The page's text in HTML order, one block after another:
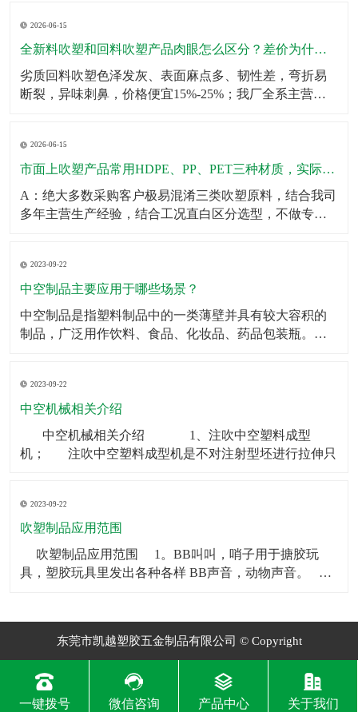
包、不变形；生产采用伺服匀速挤出+恒温冷却工艺，杜
绝瓶身局部发软、成型缩水问题。同时成品出厂前完成2
米垂直
2026-06-15
全新料吹塑和回料吹塑产品肉眼怎么区分？差价为什么这么大？
劣质回料吹塑色泽发灰、表面麻点多、韧性差，弯折易
断裂，异味刺鼻，价格便宜15%-25%；我厂全系主营成
使用寿命提升一倍以上。针对预算刚需客户，可合规提
供混合改性料经济型方案，透明告知材质参数，不偷
料、
2026-06-15
市面上吹塑产品常用HDPE、PP、PET三种材质，实际使用该怎么选？有什么核心差异？市面上吹塑产品常用HDPE、PP、PET三种材质，实际使用该怎么选？有什么核心差异？
A：绝大多数采购客户极易混淆三类吹塑原料，结合我司
多年主营生产经验，结合工况直白区分选型，不做专业
裂，壁厚可塑性强，适合工业化工桶、机油壶、农用肥
液桶、户外中空配件、仓储周转吹塑箱体，性价比最
高、
2023-09-22
中空制品主要应用于哪些场景？
中空制品是指塑料制品中的一类薄壁并具有较大容积的
制品，广泛用作饮料、食品、化妆品、药品包装瓶。​中
空制品也常被用于食品包装，如巧克力、糖果等。3．化
妆品包装：中空制品常常被用在化妆品包装上，如香水
2023-09-22
中空机械相关介绍
​ 中空机械相关介绍 1、注吹中空塑料成型
机； 注吹中空塑料成型机是不对注射型坯进行拉伸只
2023-09-22
吹塑制品应用范围
​ 吹塑制品应用范围 1。BB叫叫，哨子用于搪胶玩
具，塑胶玩具里发出各种各样 BB声音，动物声音。
东莞市凯越塑胶五金制品有限公司 © Copyright
一键拨号 微信咨询 产品中心 关于我们